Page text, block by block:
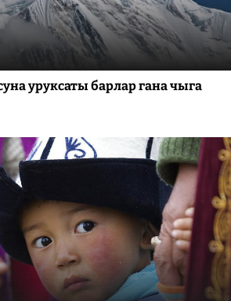
уруксаты барлар гана чыга